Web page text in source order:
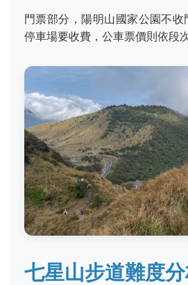
門票部分，陽明山國家公園不收
停車場要收費，公車票價則依段次
七星山步道難度